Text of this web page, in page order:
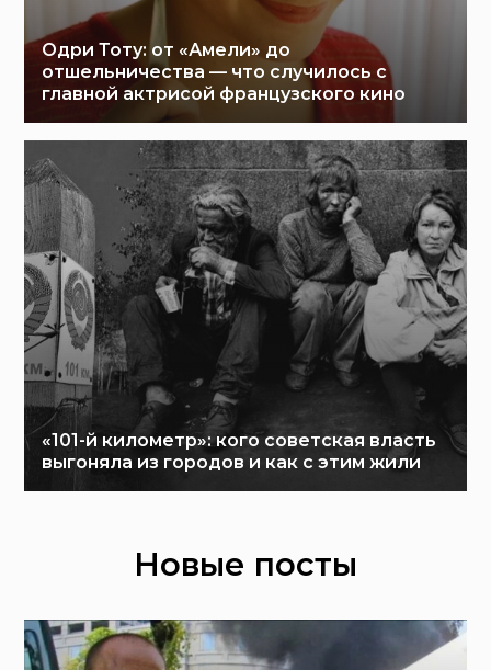
Одри Тоту: от «Амели» до
отшельничества — что случилось с
главной актрисой французского кино
«101-й километр»: кого советская власть
выгоняла из городов и как с этим жили
Новые посты